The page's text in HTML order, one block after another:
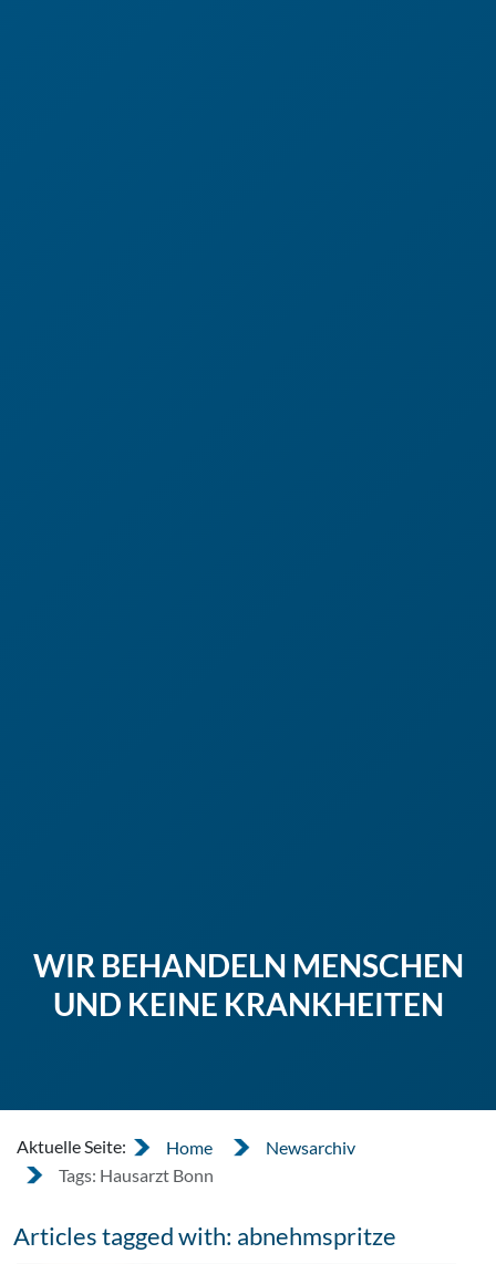
WIR BEHANDELN MENSCHEN
UND KEINE KRANKHEITEN
Aktuelle Seite: Home
Newsarchiv
Tags: Hausarzt Bonn
Articles tagged with: abnehmspritze